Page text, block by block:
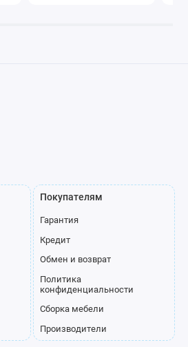
Покупателям
Гарантия
Кредит
Обмен и возврат
Политика
конфиденциальности
Сборка мебели
Производители